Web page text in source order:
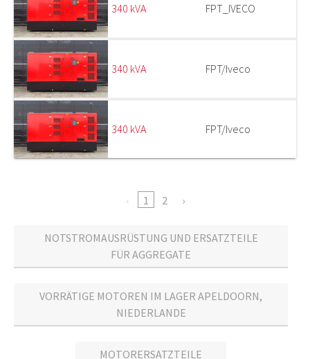
340 kVA FPT_IVECO
340 kVA FPT/Iveco
340 kVA FPT/Iveco
1 2
NOTSTROMAUSRÜSTUNG UND ERSATZTEILE
FÜR AGGREGATE
VORRÄTIGE MOTOREN IM LAGER APELDOORN,
NIEDERLANDE
MOTORERSATZTEILE